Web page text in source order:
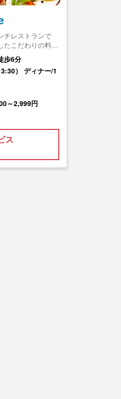
チレストランで
たこだわりの料…
歩6分
） ディナー/1
～2,999円
ス